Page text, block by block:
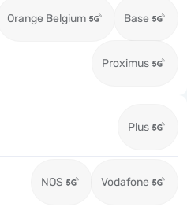
Orange Belgium Base
Proximus
Plus
NOS Vodafone